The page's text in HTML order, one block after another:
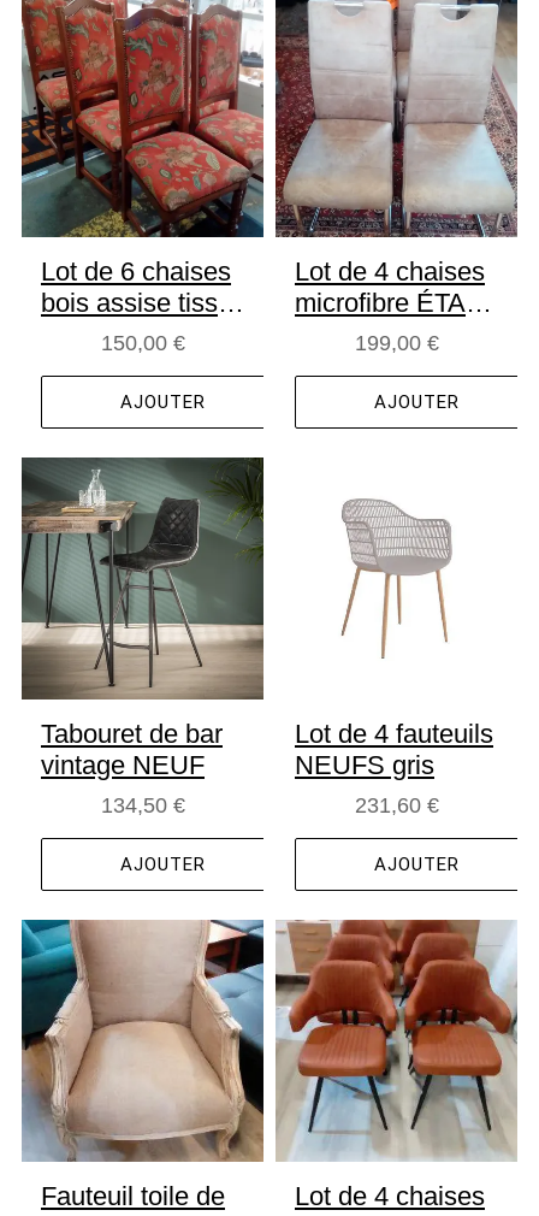
Lot de 6 chaises
bois assise tissu
- OCCASION
150,00 €
AJOUTER
Lot de 4 chaises
microfibre ÉTAT
NEUF -199,00 €
AJOUTER
Tabouret de bar
vintage NEUF
134,50 €
AJOUTER
Lot de 4 fauteuils
NEUFS gris
231,60 €
AJOUTER
Fauteuil toile de
Lot de 4 chaises